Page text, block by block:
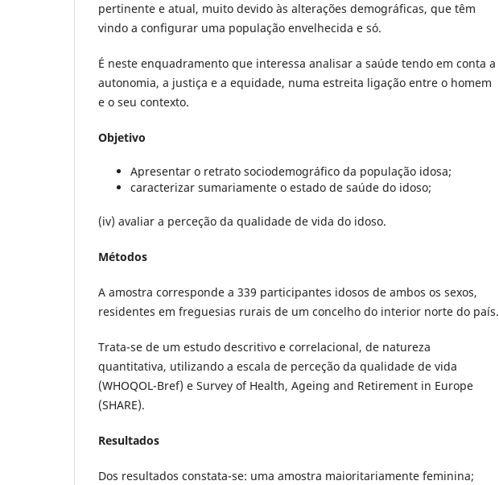
pertinente e atual, muito devido às alterações demográficas, que têm
vindo a configurar uma população envelhecida e só.
É neste enquadramento que interessa analisar a saúde tendo em conta a
autonomia, a justiça e a equidade, numa estreita ligação entre o homem
e o seu contexto.
Objetivo
Apresentar o retrato sociodemográfico da população idosa;
caracterizar sumariamente o estado de saúde do idoso;
(iv) avaliar a perceção da qualidade de vida do idoso.
Métodos
A amostra corresponde a 339 participantes idosos de ambos os sexos,
residentes em freguesias rurais de um concelho do interior norte do país.
Trata-se de um estudo descritivo e correlacional, de natureza
quantitativa, utilizando a escala de perceção da qualidade de vida
(WHOQOL-Bref) e Survey of Health, Ageing and Retirement in Europe
(SHARE).
Resultados
Dos resultados constata-se: uma amostra maioritariamente feminina;